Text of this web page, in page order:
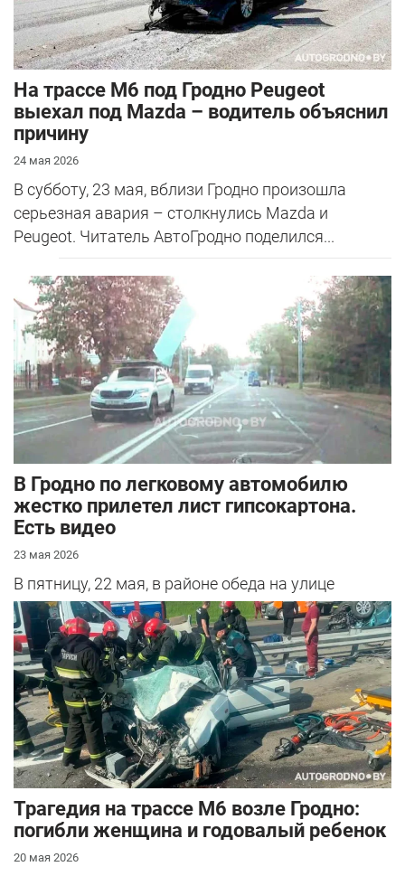
На трассе М6 под Гродно Peugeot
выехал под Mazda – водитель объяснил
причину
24 мая 2026
В субботу, 23 мая, вблизи Гродно произошла
серьезная авария – столкнулись Mazda и
Peugeot. Читатель АвтоГродно поделился...
В Гродно по легковому автомобилю
жестко прилетел лист гипсокартона.
Есть видео
23 мая 2026
В пятницу, 22 мая, в районе обеда на улице
Островского произошло нетипичное
происшествие. В автомобиль нашей
читательниц...
Трагедия на трассе М6 возле Гродно:
погибли женщина и годовалый ребенок
20 мая 2026